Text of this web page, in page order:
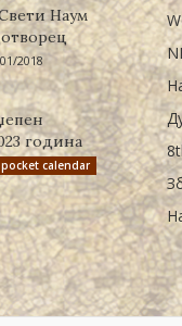
Наум
2018
година
calendar